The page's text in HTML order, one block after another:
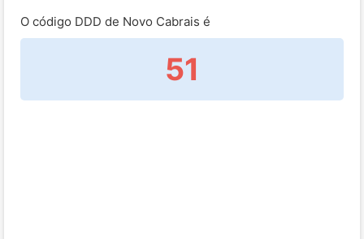
O código DDD de Novo Cabrais é
51